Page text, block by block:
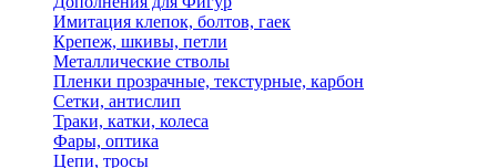
Имитация клепок, болтов, гаек
Крепеж, шкивы, петли
Металлические стволы
Пленки прозрачные, текстурные, карбон
Сетки, антислип
Траки, катки, колеса
Фары, оптика
Цепи, тросы